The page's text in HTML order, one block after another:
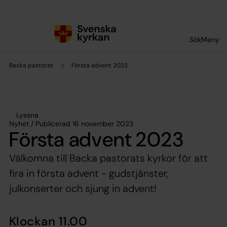
SökMeny
Backa pastorat Första advent 2023
Lyssna
Nyhet / Publicerad 16 november 2023
Första advent 2023
Välkomna till Backa pastorats kyrkor för att
fira in första advent - gudstjänster,
julkonserter och sjung in advent!
Klockan 11.00